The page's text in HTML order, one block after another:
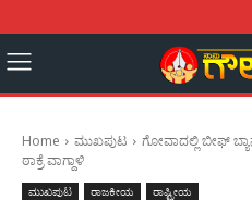
Home ಮುಖಪುಟ
ಗೋವಾದಲ್ಲಿ ಬೀಫ್
ಠಾಕ್ರೆ ವಾಗ್ದಾಳಿ
ಮುಖಪುಟ ರಾಜಕೀಯ ರಾಷ್ಟ್ರೀಯ